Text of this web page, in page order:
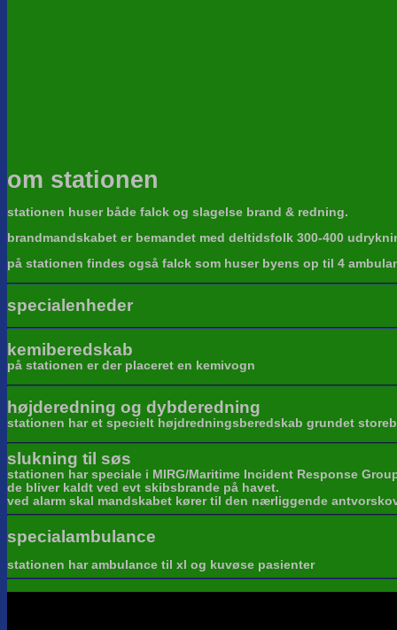
om stationen
stationen huser både falck og slagelse brand & redning.
brandmandskabet er bemandet med deltidsfolk 300-400
på stationen findes også falck som huser byens op til 4
specialenheder
kemiberedskab
på stationen er der placeret en kemivogn
højderedning og dybderedning
stationen har et specielt højdredningsberedskab grundet
slukning til søs
stationen har speciale i MIRG/Maritime Incident Response
de bliver kaldt ved evt skibsbrande på havet.
ved alarm skal mandskabet kører til den nærliggende
specialambulance
stationen har ambulance til xl og kuvøse pasienter